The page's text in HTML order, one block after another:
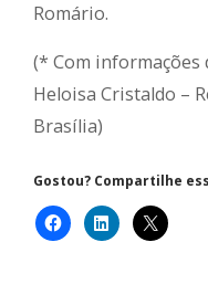
Romário.
(* Com informações
Heloisa Cristaldo –
Brasília)
Gostou? Compartilhe